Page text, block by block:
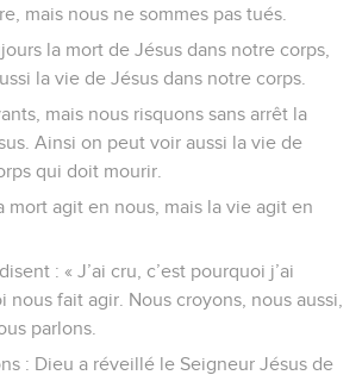
mais nous ne sommes pas tués.
la mort de Jésus dans notre corps,
la vie de Jésus dans notre corps.
mais nous risquons sans arrêt la
Ainsi on peut voir aussi la vie de
qui doit mourir.
mort agit en nous, mais la vie agit en
: « J’ai cru, c’est pourquoi j’ai
nous fait agir. Nous croyons, nous aussi,
parlons.
: Dieu a réveillé le Seigneur Jésus de